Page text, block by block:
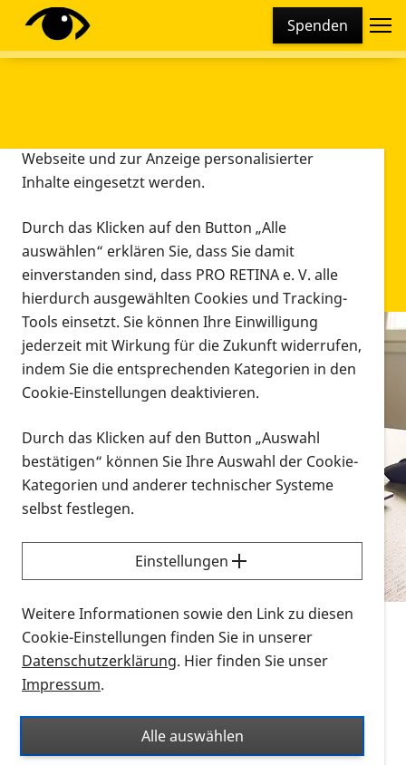
Spenden
Infomaterial
Infomaterial
Vorlesen
Alle Infomaterialien in verschiedenen
Formaten an einem Ort
Sie möchten wissen, wie Sie nach Infonmaterial
suchen und dieses bestellen bzw. herunterladen
können? Schauen Sie sich dieErklärvideos zum
Thema Infomaterial auf der PRO RETINA-Website
für blinde und sehbehinderte Menschen an.
Auf dieser Seite finden Sie sämtliches Infomaterial
Ort. Nutzen Sie den Formatfilter, um ausschließlich
nach Flyern und Broschüren, Audios oder Videos zu
Diese Webseite setzt verschiedene Cookies und
Tracking-Tools ein. Dies beinhaltet Cookies und
Webseite und zur Anzeige personalisierter
Inhalte eingesetzt werden.
Durch das Klicken auf den Button „Alle
auswählen“ erklären Sie, dass Sie damit
einverstanden sind, dass PRO RETINA e. V. alle
hierdurch ausgewählten Cookies und Tracking-
Tools einsetzt. Sie können Ihre Einwilligung
jederzeit mit Wirkung für die Zukunft widerrufen,
indem Sie die entsprechenden Kategorien in den
Cookie-Einstellungen deaktivieren.
Durch das Klicken auf den Button „Auswahl
bestätigen“ können Sie Ihre Auswahl der Cookie-
Kategorien und anderer technischer Systeme
selbst festlegen.
Einstellungen
Weitere Informationen sowie den Link zu diesen
Cookie-Einstellungen finden Sie in unserer
Datenschutzerklärung. Hier finden Sie unser
Impressum.
Alle auswählen